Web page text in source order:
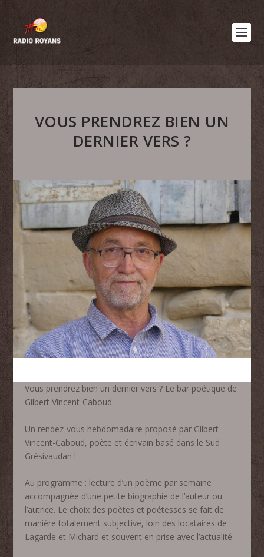
VOUS PRENDREZ BIEN UN
DERNIER VERS ?
Vous prendrez bien un dernier vers ? Le bar poétique de
Gilbert Vincent-Caboud
Un rendez-vous hebdomadaire proposé par Gilbert
Vincent-Caboud, poète et écrivain basé dans le Sud
Grésivaudan !
Au programme : lecture d’un poème par semaine
accompagnée d’une petite biographie de l’auteur ou
l’autrice. Le choix des poètes et poétesses se fait de
manière totalement subjective, loin des locataires de
Lagarde et Michard et souvent en prise avec l’actualité.